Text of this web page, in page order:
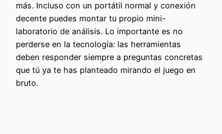
más. Incluso con un portátil normal y conexión
decente puedes montar tu propio mini-
laboratorio de análisis. Lo importante es no
perderse en la tecnología: las herramientas
deben responder siempre a preguntas concretas
que tú ya te has planteado mirando el juego en
bruto.